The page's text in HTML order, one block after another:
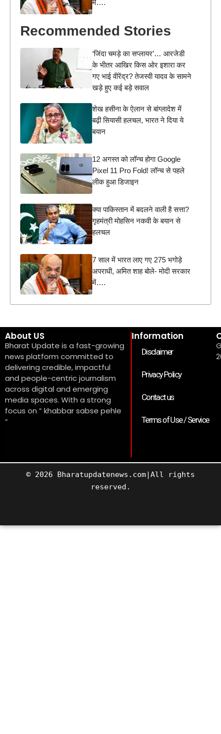
में….
Recommended Stories
‘जिंदा चमड़े का सप्लायर’… आरजेडी
के भीतर आखिर किस ओर इशारा कर
गए भाई वीरेंद्र? तेजस्वी यादव के सामने
खड़े हुए कई बड़े सवाल
शेख हसीना के ऐलान से बांग्लादेश में
बढ़ी सियासी हलचल, भारत ने दिया ये
बयान
12 अगस्त को लॉन्च होगा Google
Pixel 11 Pro Fold! लॉन्च से पहले
लीक हुआ डिजाइन
क्या पाकिस्तान में बदलने वाली है सत्ता?
गृहमंत्री मोहसिन नकवी के बयान से
हलचल
7 साल में भारत लाए गए 275 भगोड़े
अपराधी, अमित शाह बोले- मोदी सरकार
में….
About US
Bharat Update is a fast-growing
news platform committed to
delivering credible, impactful
and people-centric journalism
across digital and emerging
media spaces. With a strong
focus on ” khabbar sabse pehle
“
Information
Disclaimer
Privacy Policy
Contact us
Terms of Use / Service
© 2026 Bharatupdatenews.com|All rights
reserved.